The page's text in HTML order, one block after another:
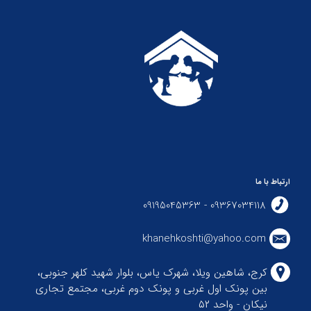
ارتباط با ما
09367034118 - 09195045363
khanehkoshti@yahoo.com
کرج، شاهین ویلا، شهرک یاس، بلوار شهید کلهر جنوبی،
بین پونک اول غربی و پونک دوم غربی، مجتمع تجاری
نیکان - واحد ۵۲